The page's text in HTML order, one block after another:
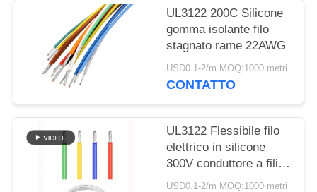
UL3122 200C Silicone
gomma isolante filo
stagnato rame 22AWG
USD0.1-2/m MOQ:1000 metri
CONTATTO
UL3122 Flessibile filo
elettrico in silicone
300V conduttore a fili
rosso nero bianco
USD0.1-2/m MOQ:1000 metri